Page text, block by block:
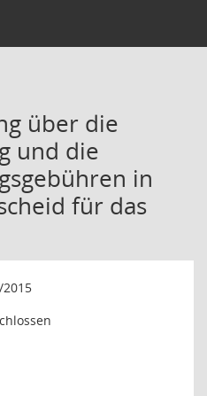
über die
und die
in
für das
2015